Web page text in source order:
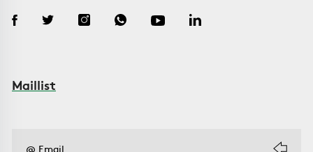
Maillist